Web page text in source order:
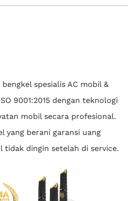
spesialis AC mobil &
9001:2015 dengan teknologi
mobil secara profesional.
yang berani garansi uang
tidak dingin setelah di service.